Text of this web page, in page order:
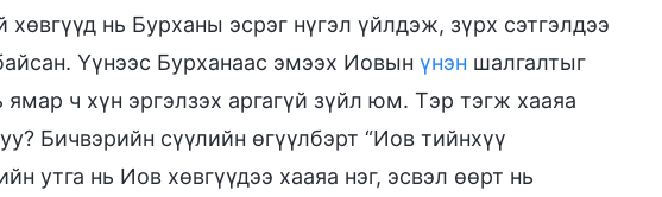
хөвгүүд нь Бурханы эсрэг нүгэл үйлдэж, зүрх сэтгэлдээ
Үүнээс Бурханаас эмээх Иовын үнэн шалгалтыг
ч хүн эргэлзэх аргагүй зүйл юм. Тэр тэгж хааяа
Бичвэрийн сүүлийн өгүүлбэрт “Иов тийнхүү
утга нь Иов хөвгүүдээ хааяа нэг, эсвэл өөрт нь